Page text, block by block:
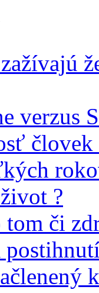
verzus
?
či